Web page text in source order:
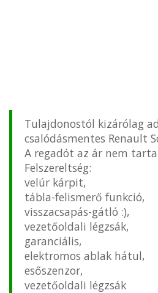
Tulajdonostól kizárólag
csalódásmentes Renault
A regadót az ár nem
Felszereltség:
velúr kárpit,
tábla-felismerő funkció,
visszacsapás-gátló :),
vezetőoldali légzsák,
garanciális,
elektromos ablak hátul,
esőszenzor,
vezetőoldali légzsák